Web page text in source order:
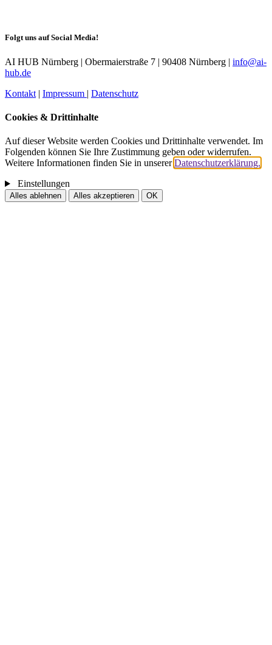
Folgt uns auf Social Media!
AI HUB Nürnberg | Obermaierstraße 7 | 90408 Nürnberg | info@ai-
hub.de
Kontakt | Impressum | Datenschutz
Cookies & Drittinhalte
Auf dieser Website werden Cookies und Drittinhalte verwendet. Im
Folgenden können Sie Ihre Zustimmung geben oder widerrufen.
Weitere Informationen finden Sie in unsererDatenschutzerklärung.
Einstellungen
Alles ablehnen Alles akzeptieren OK